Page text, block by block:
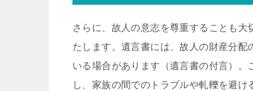
さらに、故人の意志を尊重することも
たします。遺言書には、故人の財産分
いる場合があります（遺言書の付言）
し、家族の間でのトラブルや軋轢を避け